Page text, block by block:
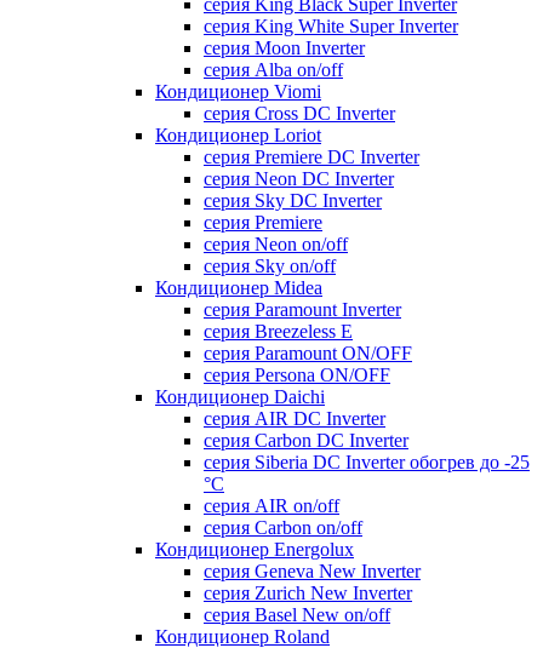
серия King Black Super Inverter
серия King White Super Inverter
серия Moon Inverter
серия Alba on/off
Кондиционер Viomi
серия Cross DC Inverter
Кондиционер Loriot
серия Premiere DC Inverter
серия Neon DC Inverter
серия Sky DC Inverter
серия Premiere
серия Neon on/off
серия Sky on/off
Кондиционер Midea
серия Paramount Inverter
серия Breezeless E
серия Paramount ON/OFF
серия Persona ON/OFF
Кондиционер Daichi
серия AIR DC Inverter
серия Carbon DC Inverter
серия Siberia DC Inverter обогрев до -25
°С
серия AIR on/off
серия Carbon on/off
Кондиционер Energolux
серия Geneva New Inverter
серия Zurich New Inverter
серия Basel New on/off
Кондиционер Roland